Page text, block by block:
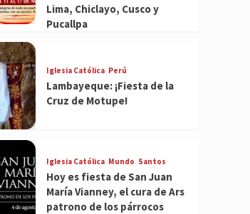
Lima, Chiclayo, Cusco y
Pucallpa
Iglesia Católica Perú
Lambayeque: ¡Fiesta de la
Cruz de Motupe!
Iglesia Católica Mundo Santos
Hoy es fiesta de San Juan
María Vianney, el cura de Ars
patrono de los párrocos